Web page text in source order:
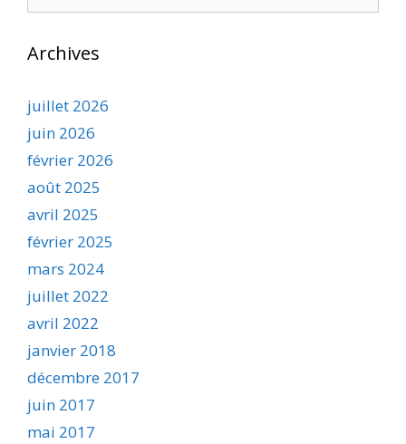
Archives
juillet 2026
juin 2026
février 2026
août 2025
avril 2025
février 2025
mars 2024
juillet 2022
avril 2022
janvier 2018
décembre 2017
juin 2017
mai 2017